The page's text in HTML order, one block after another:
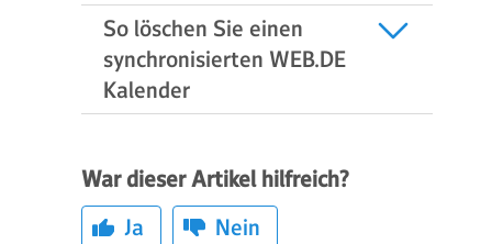
So löschen Sie einen
synchronisierten WEB.DE
Kalender
War dieser Artikel hilfreich?
Ja
Nein